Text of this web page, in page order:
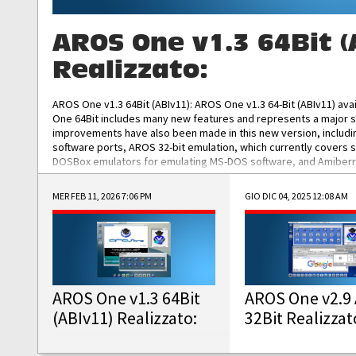
AROS One v1.3 64Bit
Realizzato:
AROS One v1.3 64Bit (ABIv11): AROS One v1.3 64-Bit (ABIv11)
One 64Bit includes many new features and represents a
improvements have also been made in this new version,
software ports, AROS 32-bit emulation, which currently
DOSBox emulators for emulating MS-DOS software, and
and AROS 68k models. AROS One v1.3 64-Bit-v11 ISO/IMG/:
MER FEB 11, 2026 7:06 PM
AROS One v1.3 64Bit
(ABIv11) Realizzato:
GIO DIC 04, 2025 12:08 AM
AROS One
32Bit